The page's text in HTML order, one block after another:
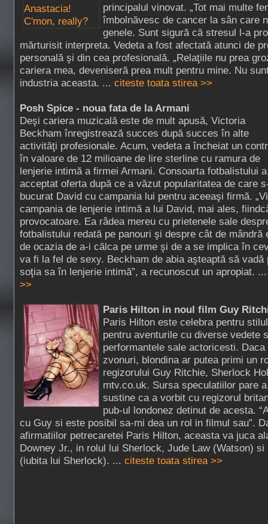
principalul vinovat. „Tot mai multe
îmbolnăvesc de cancer la sân care
genele. Sunt sigură că stresul l-a
mărturisit interpreta. Vedeta a fost afectată atunci de
personală şi din cea profesională. „Relaţiile nu prea
cariera mea, deveniseră prea mult pentru mine. Nu
industria aceasta. ... citeste toata stirea >>
Posh Spice - noua fata de la Armani
Deşi cariera muzicală este de mult apusă, Victoria
Beckham înregistrează succes după succes în alte
activităţi profesionale. Acum, vedeta a încheiat un
în valoare de 12 milioane de lire sterline cu ramura de
lenjerie intimă a firmei Armani. Consoarta fotbalistului a
acceptat oferta după ce a văzut popularitatea de care
bucurat David cu campania lui pentru aceeaşi firmă.
campania de lenjerie intimă a lui David, mai ales,
provocatoare. Ea râdea mereu cu prietenele sale
fotbalistului redată pe panouri şi despre cât de mândră
de ocazia de a-i călca pe urme şi de a se implica în
va fi la fel de sexy. Beckham de abia aşteaptă să
soţia sa în lenjerie intimă”, a recunoscut un apropiat.
>>
Paris Hilton in noul film Guy
Paris Hilton este celebra pentru
pentru aventurile cu diverse vedete
performantele sale actoricesti.
zvonuri, blondina ar putea primi un
regizorului Guy Ritchie, Sherlock
mtv.co.uk. Sursa speculatiilor pare
sustine ca a vorbit cu regizorul
pub-ul londonez detinut de acesta.
cu Guy si este posibil sa-mi dea un rol in filmul sau”.
afirmatiilor petrecaretei Paris Hilton, aceasta va juca
Downey Jr., in rolul lui Sherlock, Jude Law (Watson)
(iubita lui Sherlock). ... citeste toata stirea >>